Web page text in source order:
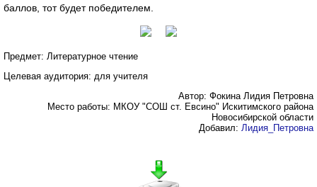
баллов, тот будет победителем.
Предмет: Литературное чтение
Целевая аудитория: для учителя
Автор: Фокина Лидия Петровна
Место работы: МКОУ "СОШ ст. Евсино" Искитимского района
Новосибирской области
Добавил: Лидия_Петровна